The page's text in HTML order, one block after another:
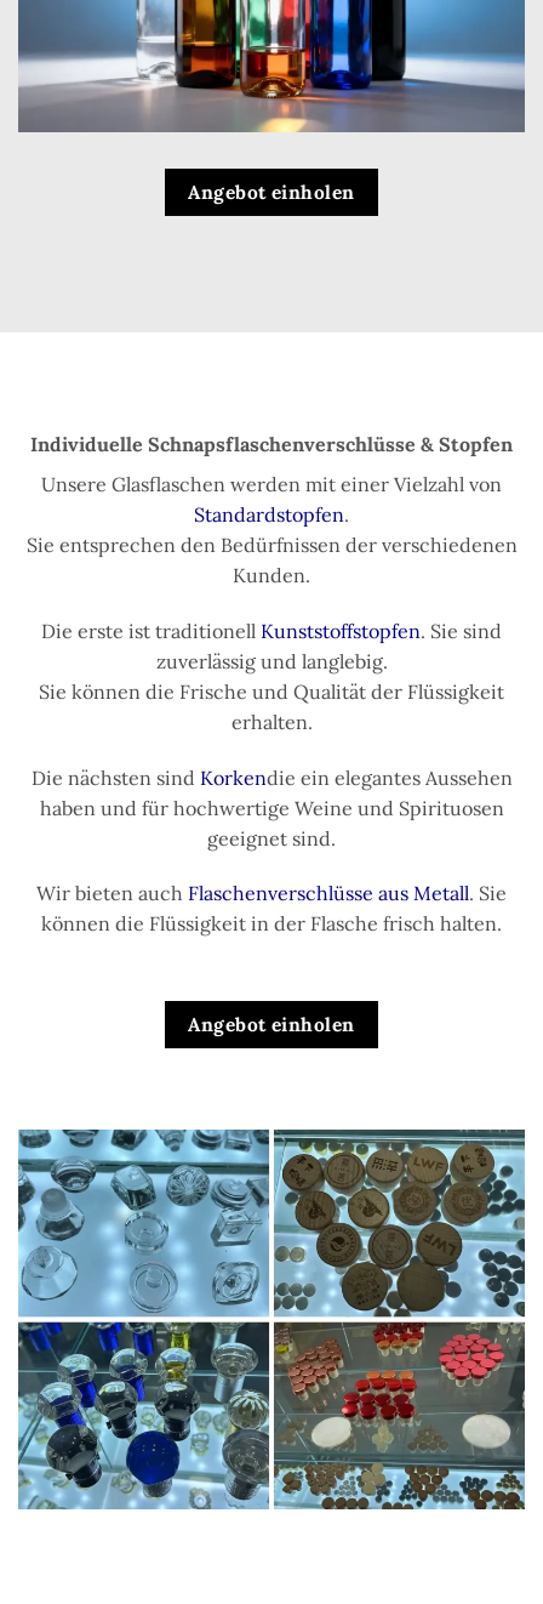
Angebot einholen
Individuelle Schnapsflaschenverschlüsse & Stopfen
Unsere Glasflaschen werden mit einer Vielzahl von
Standardstopfen.
Sie entsprechen den Bedürfnissen der verschiedenen
Kunden.
Die erste ist traditionell Kunststoffstopfen. Sie sind
zuverlässig und langlebig.
Sie können die Frische und Qualität der Flüssigkeit
erhalten.
Die nächsten sind Korkendie ein elegantes Aussehen
haben und für hochwertige Weine und Spirituosen
geeignet sind.
Wir bieten auch Flaschenverschlüsse aus Metall. Sie
können die Flüssigkeit in der Flasche frisch halten.
Angebot einholen